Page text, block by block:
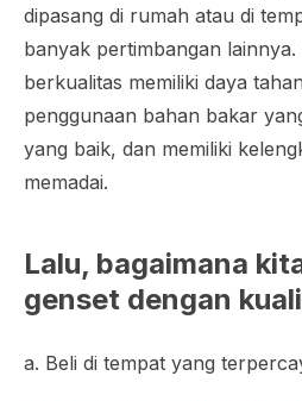
dipasang di rumah atau di
banyak pertimbangan
berkualitas memiliki daya
penggunaan bahan bakar
yang baik, dan memiliki
memadai.
Lalu, bagaimana
genset dengan
a. Beli di tempat yang